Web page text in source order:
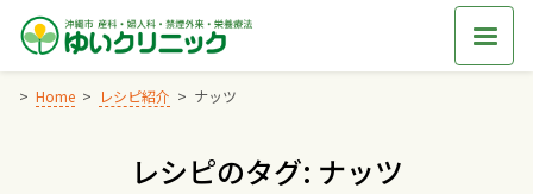
Skip
content
Home レシピ紹介 ナッツ
レシピのタグ: ナッツ
Home